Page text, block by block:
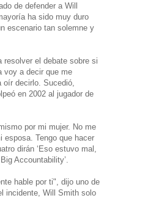
de defender a Will
ha sido muy duro
escenario tan solemne y
el debate sobre si
voy a decir que me
decirlo. Sucedió,
en 2002 al jugador de
por mi mujer. No me
esposa. Tengo que hacer
dirán ‘Eso estuvo mal,
Accountability’.
hable por ti", dijo uno de
incidente, Will Smith solo